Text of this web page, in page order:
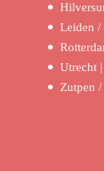
Leiden /
Utrecht
Zutpen